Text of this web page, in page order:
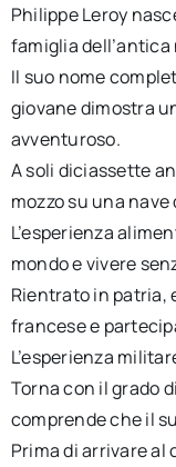
Philippe Leroy
famiglia
Il suo nome
giovane dimostra
avventuroso.
A soli diciassette
mozzo su una
L’esperienza
mondo e vivere
Rientrato in patria,
francese e
L’esperienza
Torna con il grado
comprende che il
Prima di arrivare al